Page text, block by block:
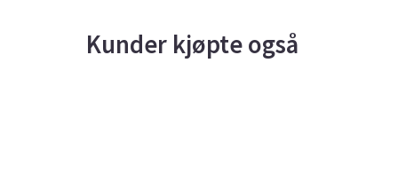
Kunder kjøpte også